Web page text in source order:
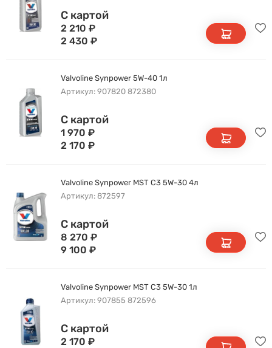
С картой
2 210 ₽
2 430 ₽
Valvoline Synpower 5W-40 1л
Артикул: 907820 872380
С картой
1 970 ₽
2 170 ₽
Valvoline Synpower MST C3 5W-30 4л
Артикул: 872597
С картой
8 270 ₽
9 100 ₽
Valvoline Synpower MST C3 5W-30 1л
Артикул: 907855 872596
С картой
2 170 ₽